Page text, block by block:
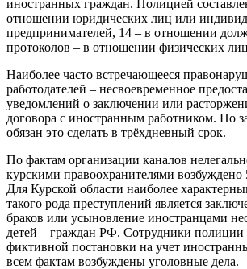
иностранных граждан. Полицией
отношении юридических лиц или
предпринимателей, 14 – в отношении
протоколов – в отношении физических
Наиболее часто встречающееся
работодателей – несвоевременное
уведомлений о заключении или
договора с иностранным работником. По
обязан это сделать в трёхдневный срок.
По фактам организации каналов
курскими правоохранителями возбуждено
Для Курской области наиболее
такого рода преступлений является
браков или усыновление иностранцами
детей – граждан РФ. Сотрудники полиции
фиктивной постановки на учет
всем фактам возбуждены уголовные дела.